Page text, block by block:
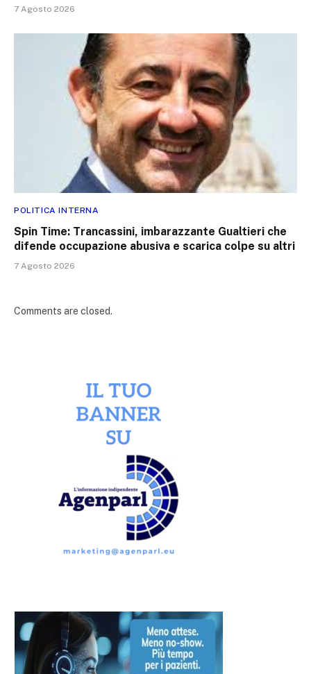
7 Agosto 2026
POLITICA INTERNA
Spin Time: Trancassini, imbarazzante Gualtieri che
difende occupazione abusiva e scarica colpe su altri
7 Agosto 2026
Comments are closed.